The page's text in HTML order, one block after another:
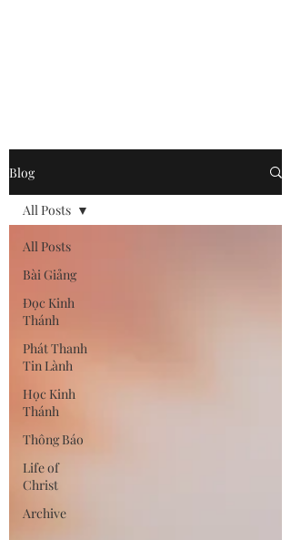
Blog
All Posts
Bài Giảng
Đọc Kinh
Thánh
Phát Thanh
Tin Lành
Học Kinh
Thánh
Thông Báo
Life of
Christ
Archive
All Posts